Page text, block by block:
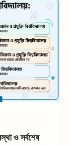
ও সর্বশেষ